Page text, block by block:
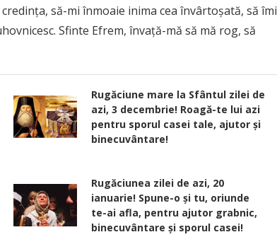
să-mi înmoaie inima cea învârtoşată, să îmi
Sfinte Efrem, învaţă-mă să mă rog, să
Rugăciune mare la Sfântul zilei de
azi, 3 decembrie! Roagă-te lui azi
pentru sporul casei tale, ajutor şi
binecuvântare!
Rugăciunea zilei de azi, 20
ianuarie! Spune-o și tu, oriunde
te-ai afla, pentru ajutor grabnic,
binecuvântare și sporul casei!